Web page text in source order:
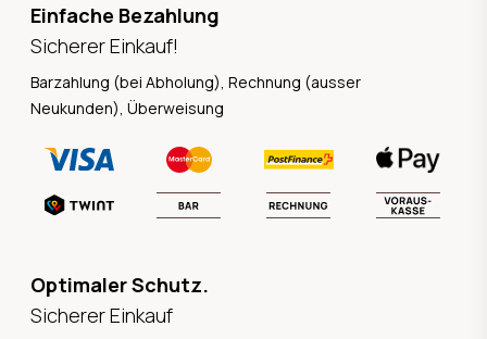
Einfache Bezahlung
Sicherer Einkauf!
Barzahlung (bei Abholung), Rechnung (ausser
Neukunden), Überweisung
Optimaler Schutz.
Sicherer Einkauf